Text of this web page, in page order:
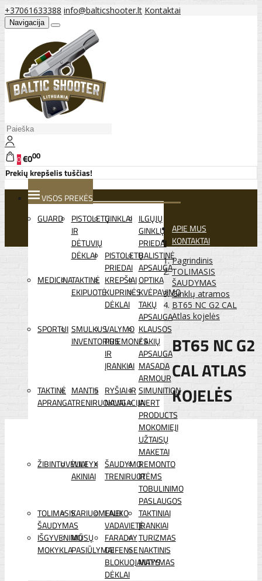
+37061633388 info@balticshooter.lt Kontaktai
Navigacija
0€000
Prekių krepšelis tuščias!
VISOS PREKĖS
GUARD
PISTOLETŲ
IR
DĖTUVIŲ
DĖKLAI
GINKLAI ILGŲJŲ
GINKLŲ
PRIEDAI
PISTOLETŲ
PRIEDAI
BALISTINĖ
APSAUGA
MEDICINATAKTINĖ
EKIPUOTĖ
KREPŠIAI
KUPRINĖS
DĖKLAI
OPTIKA
KVĖPAVIMO
TAKŲ
APSAUGA
SPORTUI SMULKUS
INVENTORIUS
VALYMO
PRIEMONĖS
IR
ĮRANKIAI
KLAUSOS
/ AKIŲ
APSAUGA
MASADA
ARMOUR
TAKTINĖ
APRANGA
MANTIS
TRENIRUOKLIAI
RYŠIAI IR
NAVIGACIJA
SIMUNITION
INERT
PRODUCTS
MOKOMIEJI
UŽTAISŲ
MAKETAI
ŽIBINTUVĖLIAI
WILEYX
AKINIAI
ŠAUDYMO
TRENIRUOTĖMS
REMONTO
IR
TOBULINIMO
PASLAUGOS
TOLIMASIS
ŠAUDYMAS
KARIUOMENEI
LAUKO
VADAVIETĖ
TAKTINIAI
ĮRANKIAI
IŠGYVENIMO
MOKYKLA
MŪSŲ
PASIŪLYMAI
FARADAY
DEFENSE
BLOKUOJANTYS
DĖKLAI
TURIZMAS
NAKTINIS
MATYMAS
APIE MUS
KONTAKTAI
Pagrindinis
TOLIMASIS
ŠAUDYMAS
Ginklų atramos
BT65 NC G2 CAL
Atlas kojelės
BT65 NC G2
CAL ATLAS
KOJELĖS